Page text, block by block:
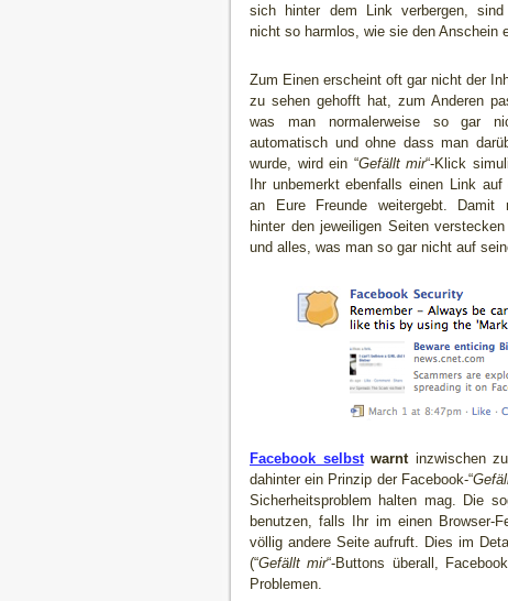
sich hinter dem Link verbergen,
nicht so harmlos, wie sie den Anschein
Zum Einen erscheint oft gar nicht der
zu sehen gehofft hat, zum Anderen
was man normalerweise so gar
automatisch und ohne dass man
wurde, wird ein “Gefällt mir“-Klick
Ihr unbemerkt ebenfalls einen Link
an Eure Freunde weitergebt. Damit
hinter den jeweiligen Seiten
und alles, was man so gar nicht auf
Facebook selbstwarntinzwischen
dahinter ein Prinzip der Facebook-“
Sicherheitsproblem halten mag. Die
benutzen, falls Ihr im einen Browser-
völlig andere Seite aufruft. Dies im
(“Gefällt mir“-Buttons überall,
Problemen.